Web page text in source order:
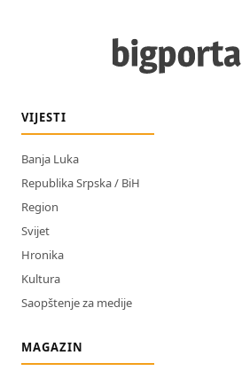
VIJESTI
Banja Luka
Republika Srpska / BiH
Region
Svijet
Hronika
Kultura
Saopštenje za medije
MAGAZIN